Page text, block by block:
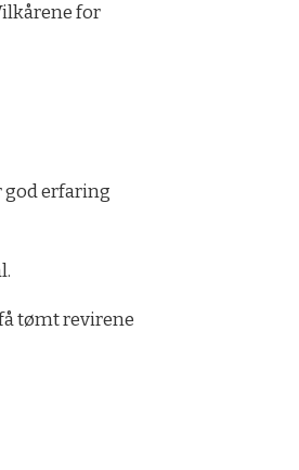
for
god erfaring
tømt revirene